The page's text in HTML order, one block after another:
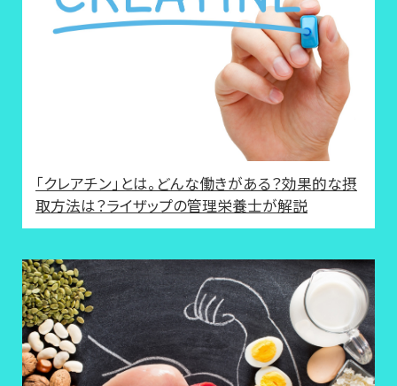
「クレアチン」とは。どんな働きがある？効果的な摂
取方法は？ライザップの管理栄養士が解説